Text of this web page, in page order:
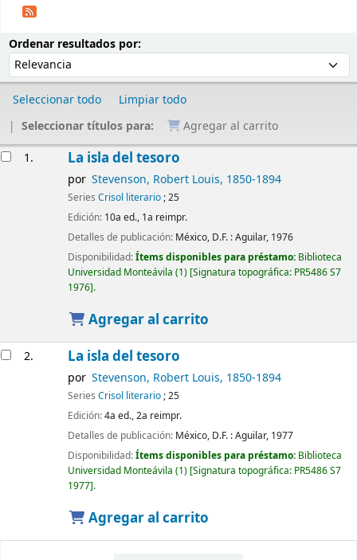
Ordenar resultados por:
Seleccionar todo
Limpiar todo
Seleccionar títulos para:
Agregar al carrito
1. La isla del tesoro
por Stevenson, Robert Louis, 1850-1894
Series Crisol literario; 25
Edición: 10a ed., 1a reimpr.
Detalles de publicación: México, D.F. :Aguilar, 1976
Disponibilidad:Ítems disponibles para préstamo: Biblioteca
Universidad Monteávila (1) Signatura topográfica: PR5486 S7
1976 .
Agregar al carrito
2. La isla del tesoro
por Stevenson, Robert Louis, 1850-1894
Series Crisol literario; 25
Edición:4a ed., 2a reimpr.
Detalles de publicación: México, D.F. :Aguilar, 1977
Disponibilidad:Ítems disponibles para préstamo: Biblioteca
Universidad Monteávila (1) Signatura topográfica: PR5486 S7
1977 .
Agregar al carrito